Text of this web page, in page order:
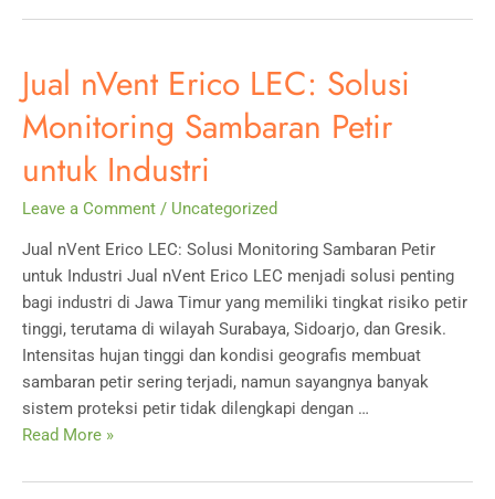
Jual nVent Erico LEC: Solusi
Monitoring Sambaran Petir
untuk Industri
Leave a Comment / Uncategorized
Jual nVent Erico LEC: Solusi Monitoring Sambaran Petir
untuk Industri Jual nVent Erico LEC menjadi solusi penting
bagi industri di Jawa Timur yang memiliki tingkat risiko petir
tinggi, terutama di wilayah Surabaya, Sidoarjo, dan Gresik.
Intensitas hujan tinggi dan kondisi geografis membuat
sambaran petir sering terjadi, namun sayangnya banyak
sistem proteksi petir tidak dilengkapi dengan …
Jual
Erico
Read More »